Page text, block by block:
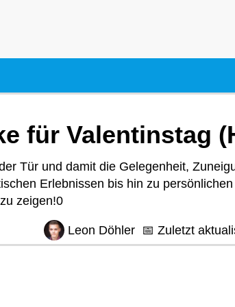
für Valentinstag
Tür und damit die Gelegenheit,
Erlebnissen bis hin zu
zeigen!0
Leon Döhler 📅 Zuletzt